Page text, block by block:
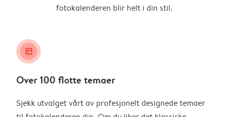
fotokalenderen blir helt i din stil.
layout_alt
Over 100 flotte temaer
Sjekk utvalget vårt av profesjonelt designede temaer